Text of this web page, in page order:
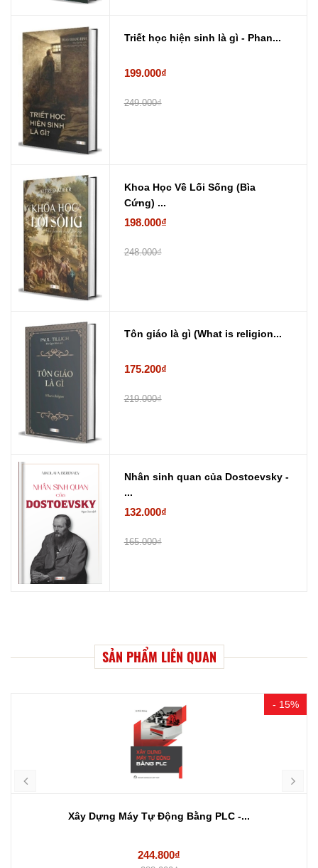
Triết học hiện sinh là gì - Phan...
199.000₫
249.000₫
Khoa Học Về Lối Sống (Bìa
Cứng) ...
198.000₫
248.000₫
Tôn giáo là gì (What is religion...
175.200₫
219.000₫
Nhân sinh quan của Dostoevsky -
...
132.000₫
165.000₫
SẢN PHẨM LIÊN QUAN
- 15%
Xây Dựng Máy Tự Động Bằng PLC -...
244.800₫